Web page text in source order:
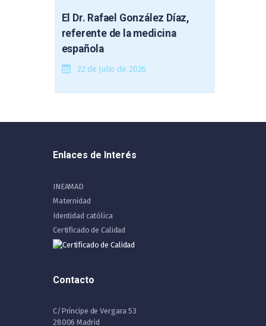
El Dr. Rafael González Díaz,
referente de la medicina
española
22 de julio de 2026
Enlaces de Interés
INEAMAD
Maternidad
Identidad católica
Certificado de Calidad
Contacto
C/Príncipe de Vergara 53
28006 Madrid